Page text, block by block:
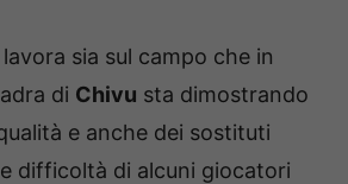
lavora sia sul campo che in
di Chivu sta dimostrando
e anche dei sostituti
difficoltà di alcuni giocatori